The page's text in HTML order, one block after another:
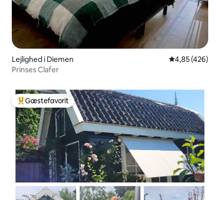
Lejlighed i Diemen 4,85 ud af 5 i
4,85 (426)
Prinses Clafer
Bedste gæstefavorit
Gæstefavorit